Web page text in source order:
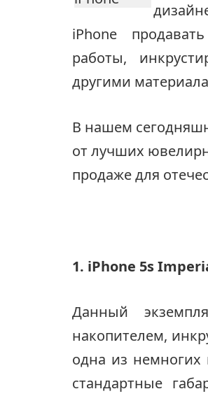
iPhone
работы,
другими
В нашем
от лучших
продаже для
1. iPhone 5s
Данный
накопителем,
одна из
стандартные